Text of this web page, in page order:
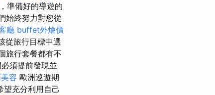
準備好的導遊的
始終努力對您從
廳 buffet外燴價
從旅行目標中選
旅行套餐都有不
須提前發現並
容 歐洲巡遊期
望充分利用自己